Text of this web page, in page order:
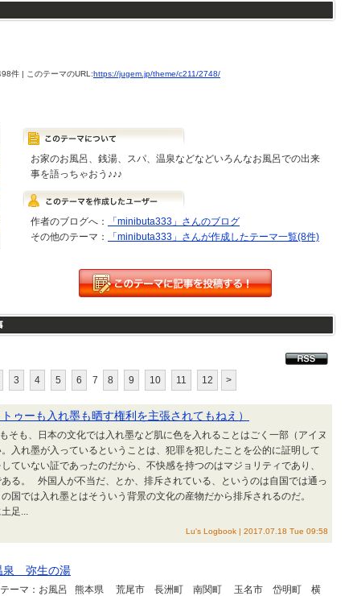
件 | このテーマのURL:https://jugem.jp/theme/c211/2748/
お家のお風呂、銭湯、スパ、温泉などなどいろんなお風呂での出来
事を語っちゃおう♪♪♪
作者のブログへ：
「minibuta333」さんのブログ
その他のテーマ：
「minibuta333」さんが作成したテーマ一覧(8件)
3 4 5 6 7 8 9 10 11 12 >
ゥーも入れ墨も晒す権利を主張されてもねえ）
そも、日本の文化では入れ墨など肌に色を入れることはごく一部（アイヌ
入れ墨が入っているということは、犯罪を犯したことを公的に証明して
ていない証であったのだから、不快感を持つのはマジョリティであり、
る。 外国人が不当だ、とか、排斥されている、というのは自国では通っ
国では入れ墨とはそういう背景の文化の産物だから排斥されるのだ。
足...
Lu's Logbook | 2017.07.18 Tue 09:58
泉 弥生の湯
テーマ：お風呂 熊本県 荒尾市 長洲町 南関町 玉名市 岱明町 横